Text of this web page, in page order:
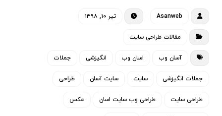
Asanweb تیر ۱۰, ۱۳۹۸
مقالات طراحی سایت
آسان وب اسان وب انگیزشی جملات
جملات انگیزشی سایت سایت آسان طراحی
طراحی سایت طراحی وب سایت اسان عکس